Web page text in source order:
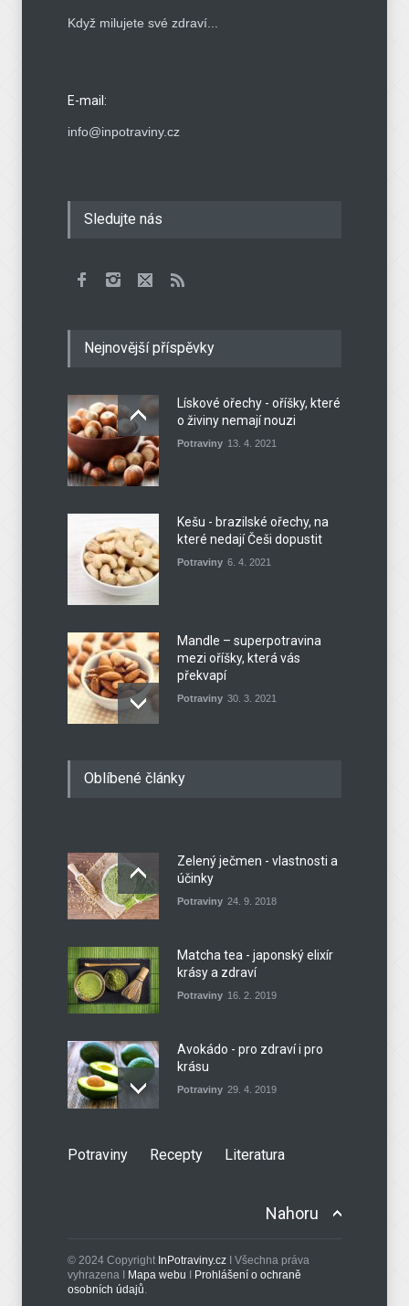
Když milujete své zdraví...
E-mail:
info@inpotraviny.cz
Sledujte nás
Nejnovější příspěvky
Lískové ořechy - oříšky, které
o živiny nemají nouzi
Potraviny 13. 4. 2021
Kešu - brazilské ořechy, na
které nedají Češi dopustit
Potraviny 6. 4. 2021
Mandle – superpotravina
mezi oříšky, která vás
překvapí
Potraviny 30. 3. 2021
stromy, která léčí
Ořechová másla - zdravé a
výživné mlsání z USA
Oblíbené články
Zelený ječmen - vlastnosti a
účinky
Potraviny 24. 9. 2018
Matcha tea - japonský elixír
krásy a zdraví
Potraviny 16. 2. 2019
Avokádo - pro zdraví i pro
krásu
Potraviny 29. 4. 2019
Potraviny Recepty Literatura
Nahoru
© 2024 Copyright InPotraviny.cz I Všechna práva
vyhrazena I Mapa webu I Prohlášení o ochraně
osobních údajů